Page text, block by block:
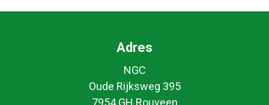
Adres
NGC
Oude Rijksweg 395
7954 GH Rouveen